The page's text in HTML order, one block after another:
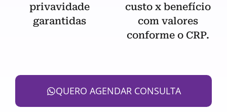
privavidade
garantidas
custo x benefício
com valores
conforme o CRP.
QUERO AGENDAR CONSULTA